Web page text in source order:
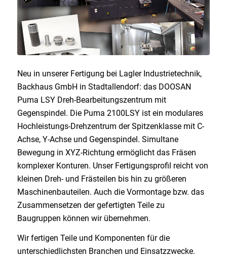
Neu in unserer Fertigung bei Lagler Industrietechnik,
Backhaus GmbH in Stadtallendorf: das DOOSAN
Puma LSY Dreh-Bearbeitungszentrum mit
Gegenspindel. Die Puma 2100LSY ist ein modulares
Hochleistungs-Drehzentrum der Spitzenklasse mit C-
Achse, Y-Achse und Gegenspindel. Simultane
Bewegung in XYZ-Richtung ermöglicht das Fräsen
komplexer Konturen. Unser Fertigungsprofil reicht von
kleinen Dreh- und Frästeilen bis hin zu größeren
Maschinenbauteilen. Auch die Vormontage bzw. das
Zusammensetzen der gefertigten Teile zu
Baugruppen können wir übernehmen.
Wir fertigen Teile und Komponenten für die
unterschiedlichsten Branchen und Einsatzzwecke.